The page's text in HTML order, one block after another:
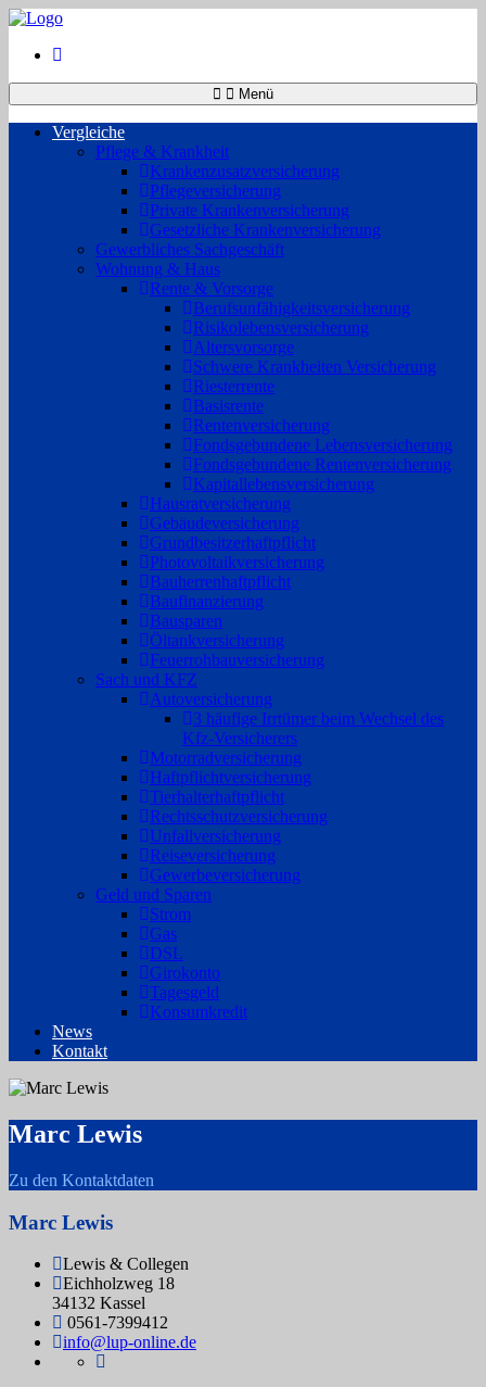
Menü
Vergleiche
Pflege & Krankheit
Krankenzusatzversicherung
Pflegeversicherung
Private Krankenversicherung
Gesetzliche Krankenversicherung
Gewerbliches Sachgeschäft
Wohnung & Haus
Rente & Vorsorge
Berufs­unfähigkeitsversicherung
Risikolebensversicherung
Altersvorsorge
Schwere Krankheiten Versicherung
Riesterrente
Basisrente
Rentenversicherung
Fondsgebundene Lebensversicherung
Fondsgebundene Rentenversicherung
Kapitallebensversicherung
Hausratversicherung
Gebäudeversicherung
Grundbesitzerhaftpflicht
Photovoltaikversicherung
Bauherrenhaftpflicht
Baufinanzierung
Bausparen
Öltankversicherung
Feuerrohbauversicherung
Sach und KFZ
Autoversicherung
3 häufige Irrtümer beim Wechsel des
Kfz-Versicherers
Motorradversicherung
Haftpflichtversicherung
Tierhalterhaftpflicht
Rechtsschutzversicherung
Unfallversicherung
Reiseversicherung
Gewerbeversicherung
Geld und Sparen
Strom
Gas
DSL
Girokonto
Tagesgeld
Konsumkredit
News
Kontakt
Marc Lewis
Zu den Kontaktdaten
Marc Lewis
Lewis & Collegen
Eichholzweg 18
34132 Kassel
0561-7399412
info@lup-online.de